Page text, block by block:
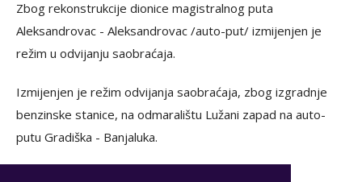
Zbog rekonstrukcije dionice magistralnog puta
Aleksandrovac - Aleksandrovac /auto-put/ izmijenjen je
režim u odvijanju saobraćaja.
Izmijenjen je režim odvijanja saobraćaja, zbog izgradnje
benzinske stanice, na odmaralištu Lužani zapad na auto-
putu Gradiška - Banjaluka.